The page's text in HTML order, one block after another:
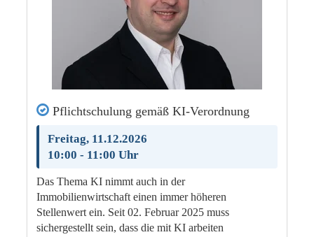
Pflichtschulung gemäß KI-Verordnung
Freitag, 11.12.2026
10:00 - 11:00 Uhr
Das Thema KI nimmt auch in der
Immobilienwirtschaft einen immer höheren
Stellenwert ein. Seit 02. Februar 2025 muss
sichergestellt sein, dass die mit KI arbeiten